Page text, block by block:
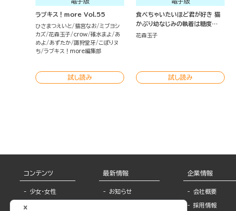
ラブキス！more Vol.55
ひさまつえいと 猫宮なお
ミブヨシ
カズ 花森玉子 crow 碓水まよ
あ
めよ
あずたか 諏狩堂牙
こぽりヌ
ち
ラブキス！more編集部
試し読み
食べちゃいたいほど君が好き 猫
かぶり幼なじみの執着は糖度
100％（分冊版）
花森玉子
試し読み
コンテンツ
少女・女性
最新情報
お知らせ
企業情報
会社概要
採用情報